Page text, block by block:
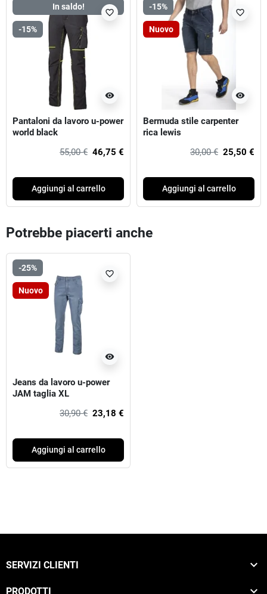
In saldo!
-15%
visibility
favorite_border
Pantaloni da lavoro u-power
world black
55,00 € 46,75 €
Aggiungi al carrello
-15%
Nuovo
visibility
favorite_border
Bermuda stile carpenter
rica lewis
30,00 € 25,50 €
Aggiungi al carrello
Potrebbe piacerti anche
-25%
Nuovo
visibility
favorite_border
Jeans da lavoro u-power
JAM taglia XL
30,90 € 23,18 €
Aggiungi al carrello
SERVIZI CLIENTI 
PRODOTTI